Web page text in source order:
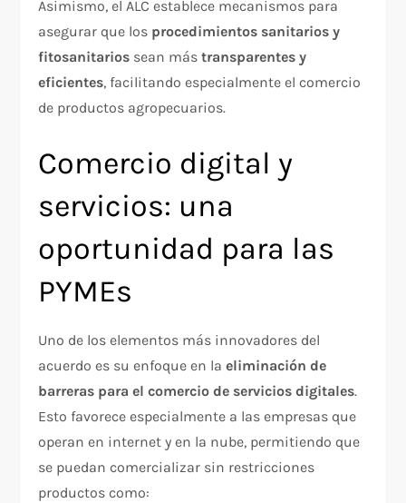
Asimismo, el ALC establece mecanismos para
asegurar que los procedimientos sanitarios y
fitosanitarios sean mástransparentes y
eficientes, facilitando especialmente el comercio
de productos agropecuarios.
Comercio digital y
servicios: una
oportunidad para las
PYMEs
Uno de los elementos más innovadores del
acuerdo es su enfoque en laeliminación de
barreras para el comercio de servicios digitales.
Esto favorece especialmente a las empresas que
operan en internet y en la nube, permitiendo que
se puedan comercializar sin restricciones
productos como: